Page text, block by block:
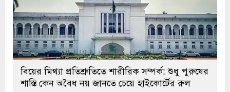
বিয়ের মিথ্যা প্রতিশ্রুতিতে শারীরিক সম্পর্ক: শুধু পুরুষের
শাস্তি কেন অবৈধ নয় জানতে চেয়ে হাইকোর্টের রুল